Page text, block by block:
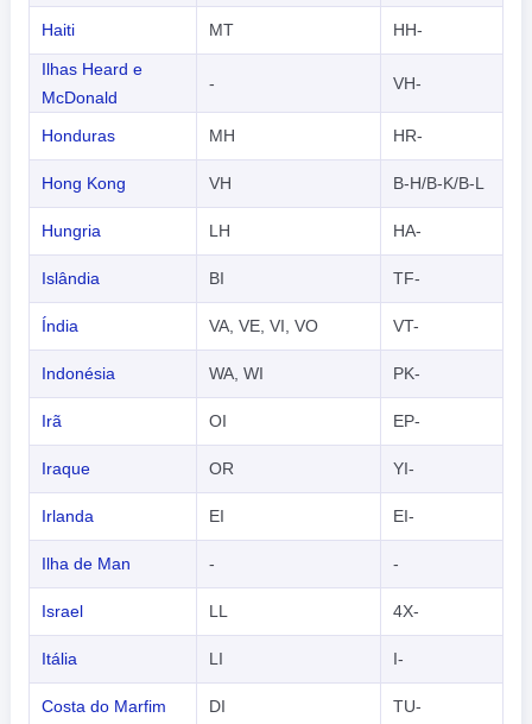
Haiti MT HH-
Ilhas Heard e
McDonald
- VH-
Honduras MH HR-
Hong Kong VH B-H/B-K/B-L
Hungria LH HA-
Islândia BI TF-
Índia VA, VE, VI, VO VT-
Indonésia WA, WI PK-
Irã OI EP-
Iraque OR YI-
Irlanda EI EI-
Ilha de Man - -
Israel LL 4X-
Itália LI I-
Costa do Marfim DI TU-